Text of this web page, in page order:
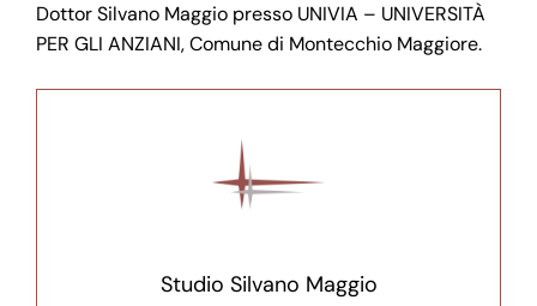
Dottor Silvano Maggio presso UNIVIA – UNIVERSITÀ
PER GLI ANZIANI, Comune di Montecchio Maggiore.
Studio Silvano Maggio